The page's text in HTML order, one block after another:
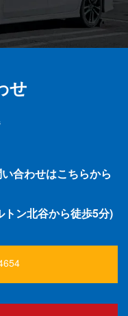
せ
合わせはこちらから
ン北谷から徒歩5分)